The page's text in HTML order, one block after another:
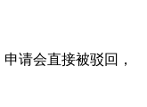
请会直接被驳回，